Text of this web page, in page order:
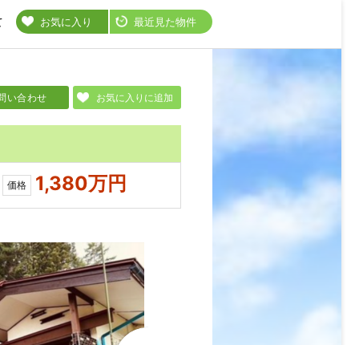
お気に入り 最近見た物件
お気に入りに追加
い合わせ
価格 1,380万円